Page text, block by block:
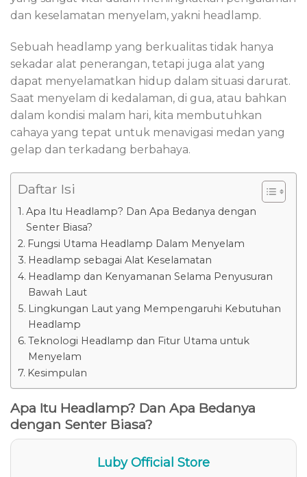
dan keselamatan menyelam, yakni headlamp.
Sebuah headlamp yang berkualitas tidak hanya
sekadar alat penerangan, tetapi juga alat yang
dapat menyelamatkan hidup dalam situasi darurat.
Saat menyelam di kedalaman, di gua, atau bahkan
dalam kondisi malam hari, kita membutuhkan
cahaya yang tepat untuk menavigasi medan yang
gelap dan terkadang berbahaya.
Daftar Isi
Apa Itu Headlamp? Dan Apa Bedanya dengan
Senter Biasa?
Fungsi Utama Headlamp Dalam Menyelam
Headlamp sebagai Alat Keselamatan
Headlamp dan Kenyamanan Selama Penyusuran
Bawah Laut
Lingkungan Laut yang Mempengaruhi Kebutuhan
Headlamp
Teknologi Headlamp dan Fitur Utama untuk
Menyelam
Kesimpulan
Apa Itu Headlamp? Dan Apa Bedanya
dengan Senter Biasa?
Luby Official Store